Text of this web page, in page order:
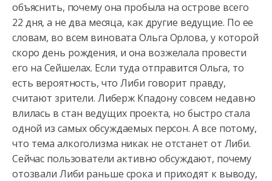
объяснить, почему она пробыла на острове всего
22 дня, а не два месяца, как другие ведущие. По ее
словам, во всем виновата Ольга Орлова, у которой
скоро день рождения, и она возжелала провести
его на Сейшелах. Если туда отправится Ольга, то
есть вероятность, что Либи говорит правду,
считают зрители. Либерж Кпадону совсем недавно
влилась в стан ведущих проекта, но быстро стала
одной из самых обсуждаемых персон. А все потому,
что тема алкоголизма никак не отстанет от Либи.
Сейчас пользователи активно обсуждают, почему
отозвали Либи раньше срока и приходят к выводу,